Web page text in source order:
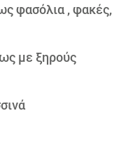
φασόλια , φακές,
με ξηρούς